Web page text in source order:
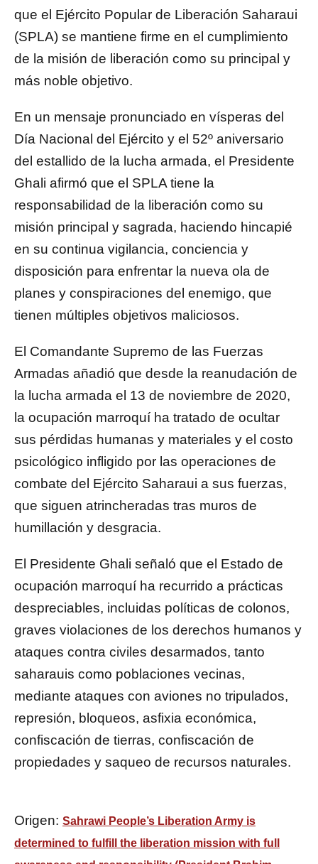
que el Ejército Popular de Liberación Saharaui
(SPLA) se mantiene firme en el cumplimiento
de la misión de liberación como su principal y
más noble objetivo.
En un mensaje pronunciado en vísperas del
Día Nacional del Ejército y el 52º aniversario
del estallido de la lucha armada, el Presidente
Ghali afirmó que el SPLA tiene la
responsabilidad de la liberación como su
misión principal y sagrada, haciendo hincapié
en su continua vigilancia, conciencia y
disposición para enfrentar la nueva ola de
planes y conspiraciones del enemigo, que
tienen múltiples objetivos maliciosos.
El Comandante Supremo de las Fuerzas
Armadas añadió que desde la reanudación de
la lucha armada el 13 de noviembre de 2020,
la ocupación marroquí ha tratado de ocultar
sus pérdidas humanas y materiales y el costo
psicológico infligido por las operaciones de
combate del Ejército Saharaui a sus fuerzas,
que siguen atrincheradas tras muros de
humillación y desgracia.
El Presidente Ghali señaló que el Estado de
ocupación marroquí ha recurrido a prácticas
despreciables, incluidas políticas de colonos,
graves violaciones de los derechos humanos y
ataques contra civiles desarmados, tanto
saharauis como poblaciones vecinas,
mediante ataques con aviones no tripulados,
represión, bloqueos, asfixia económica,
confiscación de tierras, confiscación de
propiedades y saqueo de recursos naturales.
Origen: Sahrawi People’s Liberation Army is
determined to fulfill the liberation mission with full